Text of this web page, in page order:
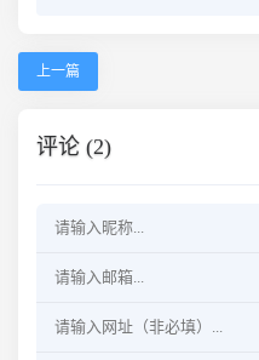
上一篇
评论 (2)